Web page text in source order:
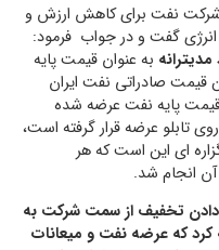
شرکت نفت برای کاهش ارزش و
گفت و در جواب فرمود:
به عنوان قیمت پایه
صادراتی نفت ایران
پایه نفت عرضه شده
تابلو عرضه قرار گرفته است،
ای این است که هر
آن انجام شد.
دادن تخفیف از سمت شرکت به
کرد که عرضه نفت و میعانات